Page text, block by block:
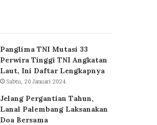
Panglima TNI Mutasi 33
Perwira Tinggi TNI Angkatan
Laut, Ini Daftar Lengkapnya
Sabtu, 20 Januari 2024
Jelang Pergantian Tahun,
Lanal Palembang Laksanakan
Doa Bersama